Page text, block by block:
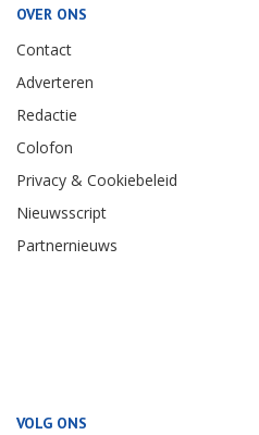
OVER ONS
Contact
Adverteren
Redactie
Colofon
Privacy & Cookiebeleid
Nieuwsscript
Partnernieuws
VOLG ONS